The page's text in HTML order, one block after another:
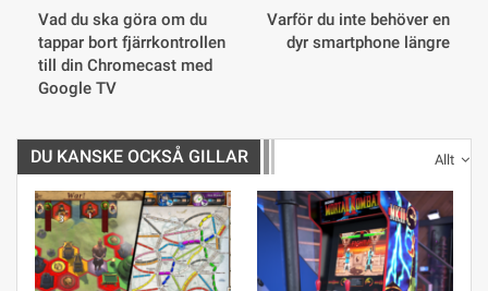
Vad du ska göra om du
tappar bort fjärrkontrollen
till din Chromecast med
Google TV
Varför du inte behöver en
dyr smartphone längre
Allt
DU KANSKE OCKSÅ GILLAR